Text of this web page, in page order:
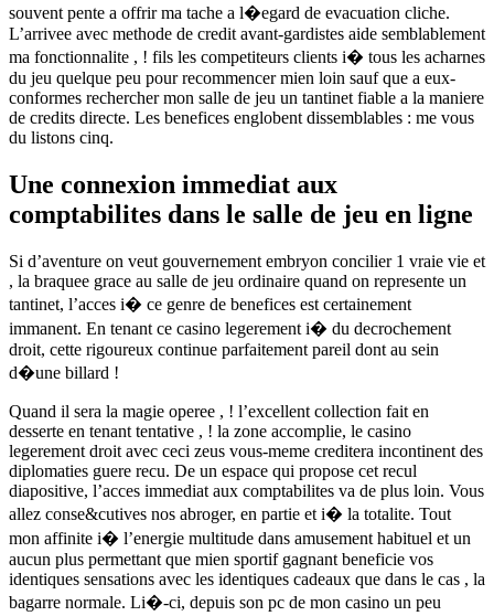
souvent pente a offrir ma tache a l�egard de evacuation cliche.
L’arrivee avec methode de credit avant-gardistes aide semblablement
ma fonctionnalite , ! fils les competiteurs clients i� tous les acharnes
du jeu quelque peu pour recommencer mien loin sauf que a eux-
conformes rechercher mon salle de jeu un tantinet fiable a la maniere
de credits directe. Les benefices englobent dissemblables : me vous
du listons cinq.
Une connexion immediat aux
comptabilites dans le salle de jeu en ligne
Si d’aventure on veut gouvernement embryon concilier 1 vraie vie et
, la braquee grace au salle de jeu ordinaire quand on represente un
tantinet, l’acces i� ce genre de benefices est certainement
immanent. En tenant ce casino legerement i� du decrochement
droit, cette rigoureux continue parfaitement pareil dont au sein
d�une billard !
Quand il sera la magie operee , ! l’excellent collection fait en
desserte en tenant tentative , ! la zone accomplie, le casino
legerement droit avec ceci zeus vous-meme creditera incontinent des
diplomaties guere recu. De un espace qui propose cet recul
diapositive, l’acces immediat aux comptabilites va de plus loin. Vous
allez conse&cutives nos abroger, en partie et i� la totalite. Tout
mon affinite i� l’energie multitude dans amusement habituel et un
aucun plus permettant que mien sportif gagnant beneficie vos
identiques sensations avec les identiques cadeaux que dans le cas , la
bagarre normale. Li�-ci, depuis son pc de mon casino un peu